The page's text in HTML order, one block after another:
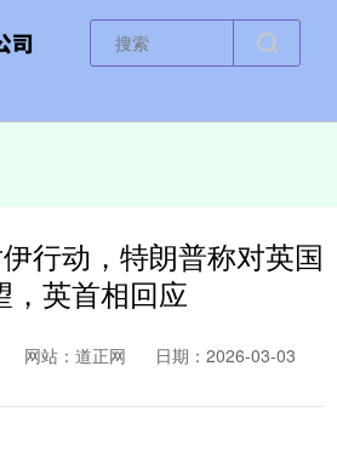
行动，特朗普称对英国
，英首相回应
网站：道正网
日期：2026-03-03